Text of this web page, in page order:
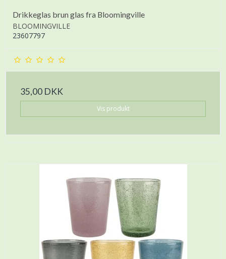
Drikkeglas brun glas fra Bloomingville
BLOOMINGVILLE
23607797
35,00 DKK
Vis produkt